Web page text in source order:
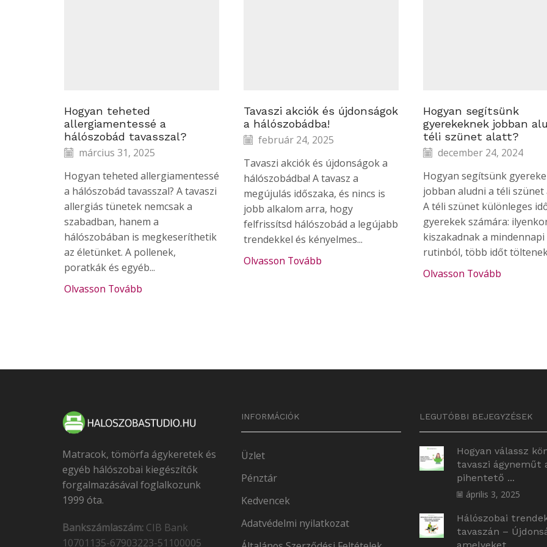
Hogyan teheted
allergiamentessé a
hálószobád tavasszal?
március 31, 2025
Hogyan teheted allergiamentessé
a hálószobád tavasszal? A tavaszi
allergiás tünetek nemcsak a
szabadban, hanem a
hálószobában is megkeseríthetik
az életünket. A pollenek,
poratkák és egyéb...
Olvasson Tovább
Tavaszi akciók és újdonságok
a hálószobádba!
február 24, 2025
Tavaszi akciók és újdonságok a
hálószobádba! A tavasz a
megújulás időszaka, és nincs is
jobb alkalom arra, hogy
felfrissítsd hálószobád a legújabb
trendekkel és kényelmes...
Olvasson Tovább
Hogyan segítsünk
gyerekeknek jobban
téli szünet alatt?
december 24, 2024
Hogyan segítsünk
jobban aludni a téli szünet
A téli szünet különleges
gyerekek számára:
kiszakadnak a mindennapi
rutinból, több időt
Olvasson Tovább
Matracok, tömörfa ágykeretek és
egyéb hálószobai kiegészítők
forgalmazásával foglalkozunk
1999 óta.
Bankszámlaszám: CIB Bank
10701135-67903223-51100005
INFORMÁCIÓK
Üzlet
Pénztár
Kedvencek
Adatvédelmi nyilatkozat
LEGUTÓBBI BEJEGYZÉSEK
Hogyan válassz
tavaszi ágyneműt
pihentető ...
április 3, 2025
Hálószobai
tavaszán –